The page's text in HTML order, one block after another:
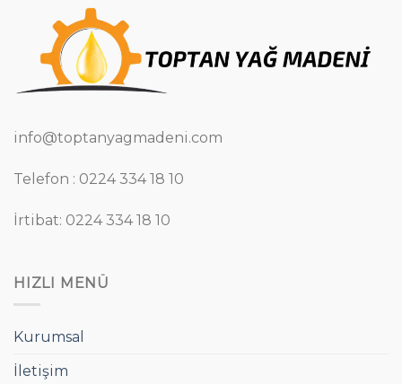
info@toptanyagmadeni.com
Telefon : 0224 334 18 10
İrtibat: 0224 334 18 10
HIZLI MENÜ
Kurumsal
İletişim